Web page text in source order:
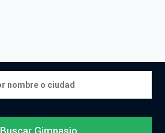
Buscar Gimnasio